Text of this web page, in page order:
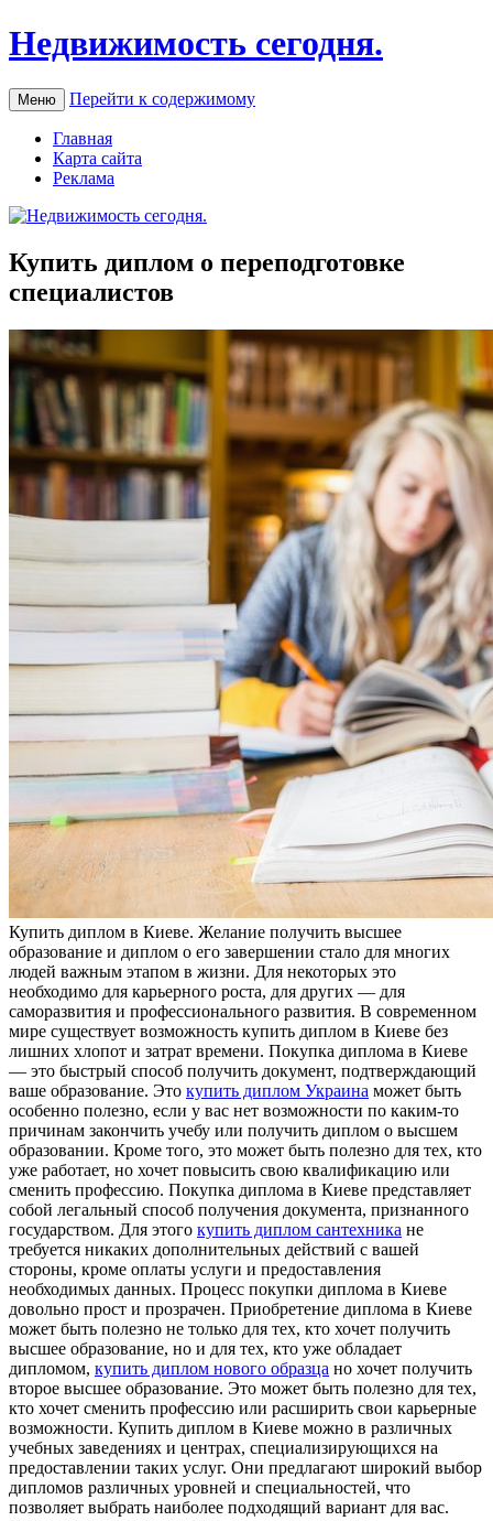
Недвижимость сегодня.
Меню Перейти к содержимому
Главная
Карта сайта
Реклама
Купить диплом о переподготовке
специалистов
Купить диплoм в Киeвe. Жeлaниe получить высшее
образование и диплом о его завершении стало для многих
людей важным этапом в жизни. Для некоторых это
необходимо для карьерного роста, для других — для
саморазвития и профессионального развития. В современном
мире существует возможность купить диплом в Киеве без
лишних хлопот и затрат времени. Покупка диплома в Киеве
— это быстрый способ получить документ, подтверждающий
ваше образование. Это купить диплом Украина может быть
особенно полезно, если у вас нет возможности по каким-то
причинам закончить учебу или получить диплом о высшем
образовании. Кроме того, это может быть полезно для тех, кто
уже работает, но хочет повысить свою квалификацию или
сменить профессию. Покупка диплома в Киеве представляет
собой легальный способ получения документа, признанного
государством. Для этого купить диплом сантехника не
требуется никаких дополнительных действий с вашей
стороны, кроме оплаты услуги и предоставления
необходимых данных. Процесс покупки диплома в Киеве
довольно прост и прозрачен. Приобретение диплома в Киеве
может быть полезно не только для тех, кто хочет получить
высшее образование, но и для тех, кто уже обладает
дипломом, купить диплом нового образца но хочет получить
второе высшее образование. Это может быть полезно для тех,
кто хочет сменить профессию или расширить свои карьерные
возможности. Купить диплом в Киеве можно в различных
учебных заведениях и центрах, специализирующихся на
предоставлении таких услуг. Они предлагают широкий выбор
дипломов различных уровней и специальностей, что
позволяет выбрать наиболее подходящий вариант для вас.